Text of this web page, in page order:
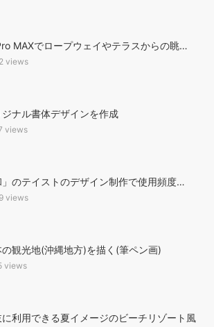
MAXでロープウェイやテラスからの眺…
views
ジナル書体デザインを作成
views
」のテイストのデザイン制作で使用頻度…
views
の観光地(沖縄地方)を描く(筆ペン画)
views
に利用できる夏イメージのビーチリゾート風